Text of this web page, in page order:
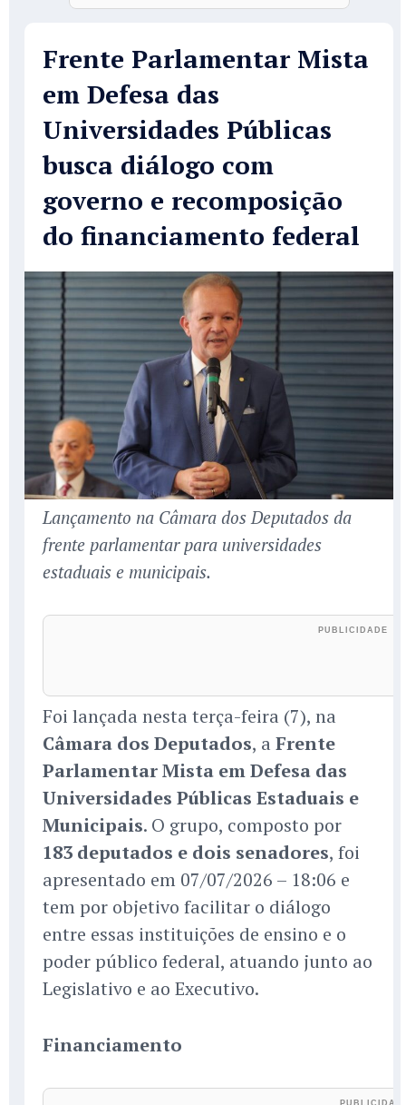
Frente Parlamentar Mista
em Defesa das
Universidades Públicas
busca diálogo com
governo e recomposição
do financiamento federal
Lançamento na Câmara dos Deputados da
frente parlamentar para universidades
estaduais e municipais.
Foi lançada nesta terça-feira (7), na
Câmara dos Deputados, a Frente
Parlamentar Mista em Defesa das
Universidades Públicas Estaduais e
Municipais. O grupo, composto por
183 deputados e dois senadores, foi
apresentado em 07/07/2026 – 18:06 e
tem por objetivo facilitar o diálogo
entre essas instituições de ensino e o
poder público federal, atuando junto ao
Legislativo e ao Executivo.
Financiamento